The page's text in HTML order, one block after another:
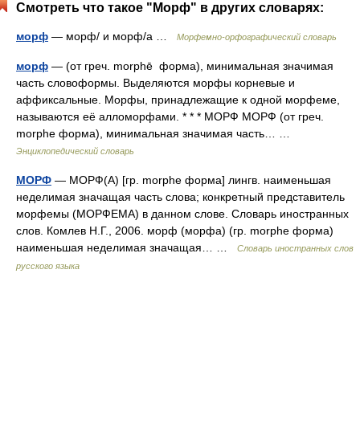
Смотреть что такое "Морф" в других словарях:
морф — морф/ и морф/а … Морфемно-орфографический словарь
морф — (от греч. morphē форма), минимальная значимая
часть словоформы. Выделяются морфы корневые и
аффиксальные. Морфы, принадлежащие к одной морфеме,
называются её алломорфами. * * * МОРФ МОРФ (от греч.
morphe форма), минимальная значимая часть… …
Энциклопедический словарь
МОРФ — МОРФ(А) [гр. morphe форма] лингв. наименьшая
неделимая значащая часть слова; конкретный представитель
морфемы (МОРФЕМА) в данном слове. Словарь иностранных
слов. Комлев Н.Г., 2006. морф (морфа) (гр. morphe форма)
наименьшая неделимая значащая… …
Словарь иностранных слов
русского языка